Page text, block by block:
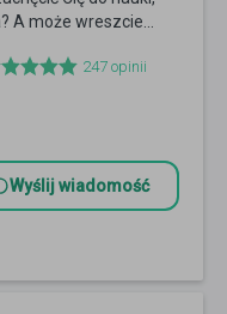
A może wreszcie...
247 opinii
Wyślij wiadomość